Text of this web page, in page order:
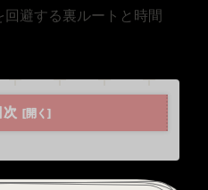
避する裏ルートと時間
次